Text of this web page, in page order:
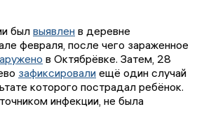
был выявлен в деревне
февраля, после чего зараженное
в Октябрёвке. Затем, 28
зафиксировали ещё один случай
которого пострадал ребёнок.
инфекции, не была